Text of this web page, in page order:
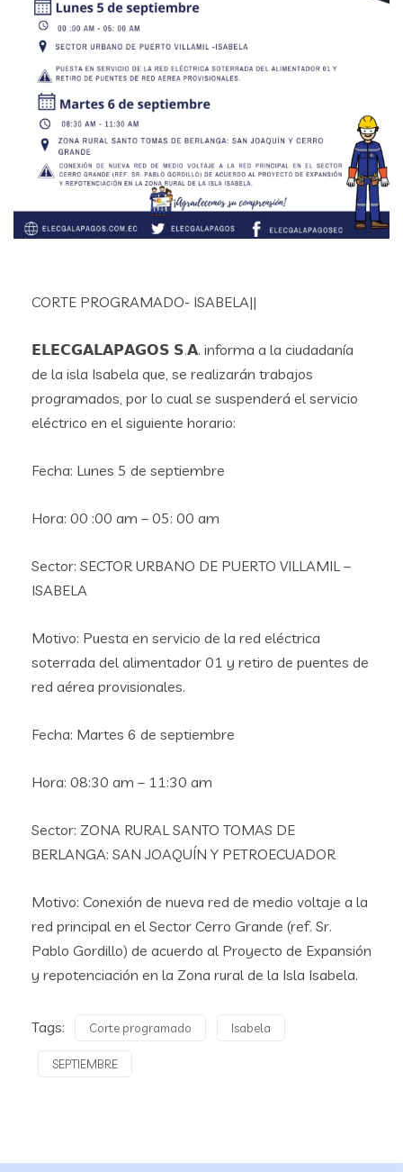
CORTE PROGRAMADO- ISABELA||
𝗘𝗟𝗘𝗖𝗚𝗔𝗟𝗔𝗣𝗔𝗚𝗢𝗦 𝗦.𝗔. informa a la ciudadanía
de la isla Isabela que, se realizarán trabajos
programados, por lo cual se suspenderá el servicio
eléctrico en el siguiente horario:
Fecha: Lunes 5 de septiembre
Hora: 00 :00 am – 05: 00 am
Sector: SECTOR URBANO DE PUERTO VILLAMIL –
ISABELA
Motivo: Puesta en servicio de la red eléctrica
soterrada del alimentador 01 y retiro de puentes de
red aérea provisionales.
Fecha: Martes 6 de septiembre
Hora: 08:30 am – 11:30 am
Sector: ZONA RURAL SANTO TOMAS DE
BERLANGA: SAN JOAQUÍN Y PETROECUADOR
Motivo: Conexión de nueva red de medio voltaje a la
red principal en el Sector Cerro Grande (ref. Sr.
Pablo Gordillo) de acuerdo al Proyecto de Expansión
y repotenciación en la Zona rural de la Isla Isabela.
Tags: Corte programado Isabela
SEPTIEMBRE